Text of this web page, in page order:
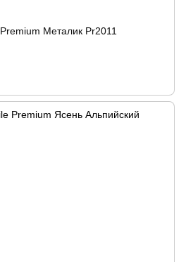
Металик Pr2011